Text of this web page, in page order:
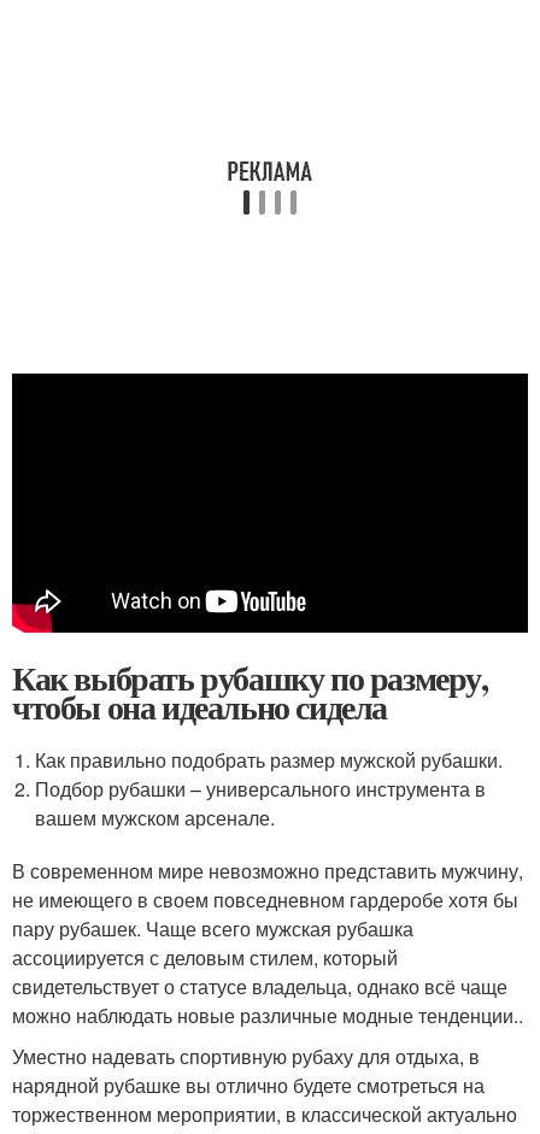
Как выбрать рубашку по размеру,
чтобы она идеально сидела
Как правильно подобрать размер мужской рубашки.
Подбор рубашки – универсального инструмента в
вашем мужском арсенале.
В современном мире невозможно представить мужчину,
не имеющего в своем повседневном гардеробе хотя бы
пару рубашек. Чаще всего мужская рубашка
ассоциируется с деловым стилем, который
свидетельствует о статусе владельца, однако всё чаще
можно наблюдать новые различные модные тенденции..
Уместно надевать спортивную рубаху для отдыха, в
нарядной рубашке вы отлично будете смотреться на
торжественном мероприятии, в классической актуально